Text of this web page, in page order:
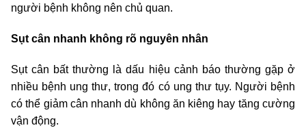
người bệnh không nên chủ quan.
Sụt cân nhanh không rõ nguyên nhân
Sụt cân bất thường là dấu hiệu cảnh báo thường gặp ở
nhiều bệnh ung thư, trong đó có ung thư tụy. Người bệnh
có thể giảm cân nhanh dù không ăn kiêng hay tăng cường
vận động.